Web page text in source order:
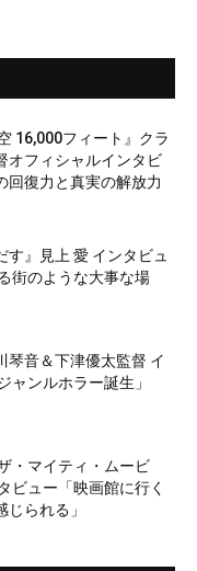
16,000フィート』クラ
オフィシャルインタビ
回復力と真実の解放力
す』見上 愛 インタビュ
街のような大事な場
琴音＆下津優太監督 イ
ャンルホラー誕生」
・マイティ・ムービ
ビュー「映画館に行く
られる」